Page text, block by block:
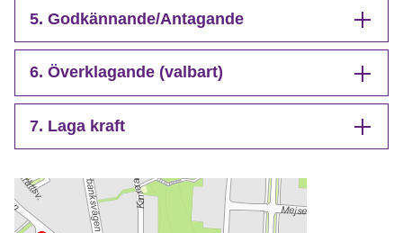
5. Godkännande/Antagande
6. Överklagande (valbart)
7. Laga kraft